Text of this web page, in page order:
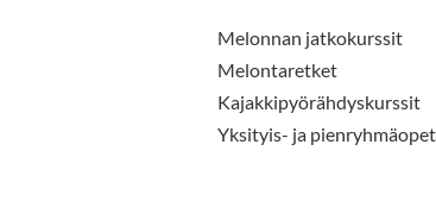
Melonnan jatkokurssit
Melontaretket
Kajakkipyörähdyskurssit
Yksityis- ja